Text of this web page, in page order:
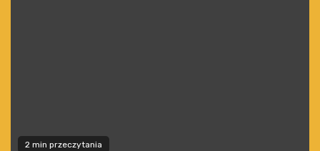
2 min przeczytania